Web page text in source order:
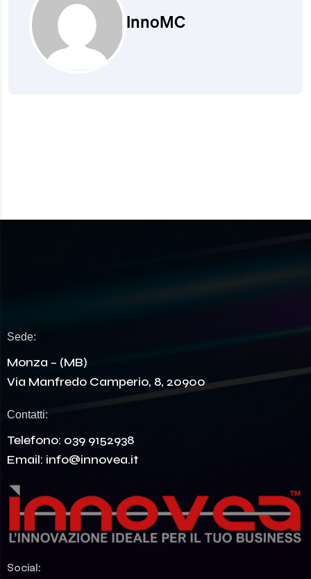
InnoMC
Sede:
Monza – (MB)
Via Manfredo Camperio, 8, 20900
Contatti:
Telefono: 039 9152938
Email: info@innovea.it
Social: